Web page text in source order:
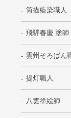
筒描藍染職人
飛騨春慶 塗師
雲州そろばん
提灯職人
八雲塗絵師